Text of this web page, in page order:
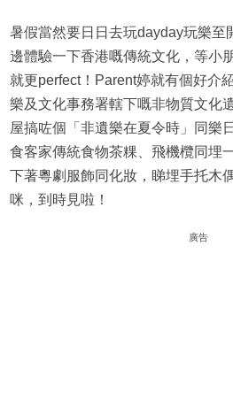
暑假當然要日日去玩dayday玩樂至
邊體驗一下香港嘅傳統文化，等小
就更perfect！Parent婷就有個好介
樂及文化事務署轄下嘅非物質文化
屋搞咗個「非遺樂在夏令時」同樂
食客家傳統食物茶粿、飛機欖同埋
下著粵劇服飾同化妝，睇埋手托木
咪，到時見啦！
廣告